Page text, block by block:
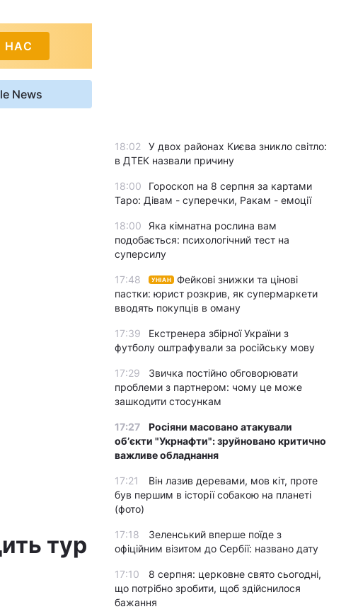
НАС
News
тур
18:02
У двох районах Києва зникло світло:
в ДТЕК назвали причину
18:00
Гороскоп на 8 серпня за картами
Таро: Дівам - суперечки, Ракам - емоції
18:00
Яка кімнатна рослина вам
подобається: психологічний тест на
суперсилу
17:48 УНІАН
Фейкові знижки та цінові
пастки: юрист розкрив, як супермаркети
вводять покупців в оману
17:39
Екстренера збірної України з
футболу оштрафували за російську мову
17:29
Звичка постійно обговорювати
проблеми з партнером: чому це може
зашкодити стосункам
17:27
Росіяни масовано атакували
обʼєкти "Укрнафти": зруйновано критично
важливе обладнання
17:21
Він лазив деревами, мов кіт, проте
був першим в історії собакою на планеті
(фото)
17:18
Зеленський вперше поїде з
офіційним візитом до Сербії: названо дату
17:10
8 серпня: церковне свято сьогодні,
що потрібно зробити, щоб здійснилося
бажання